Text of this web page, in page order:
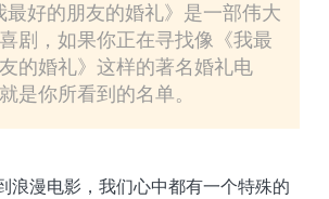
好的朋友的婚礼》是一部伟大
剧，如果你正在寻找像《我最
的婚礼》这样的著名婚礼电
是你所看到的名单。
浪漫电影，我们心中都有一个特殊的